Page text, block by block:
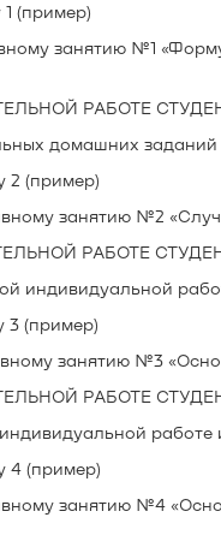
1 (пример)
занятию №1
РАБОТЕ
домашних
2 (пример)
занятию №2
РАБОТЕ
индивидуальной
3 (пример)
занятию №3
РАБОТЕ
работе
4 (пример)
занятию №4